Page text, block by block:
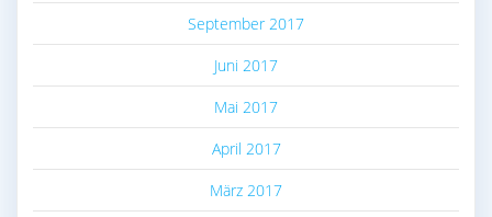
September 2017
Juni 2017
Mai 2017
April 2017
März 2017